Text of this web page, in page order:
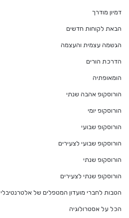
דמיון מודרך
הבאת לקוחות חדשים
הגשמה עצמית והעצמה
הדרכת הורים
הומאופתיה
הורוסקופ אהבה שנתי
הורוסקופ יומי
הורוסקופ שבועי
הורוסקופ שבועי לצעירים
הורוסקופ שנתי
הורוסקופ שנתי לצעירים
הטבות לחברי מועדון המטפלים של אלטרנטיבלי
הכל על אסטרולוגיה